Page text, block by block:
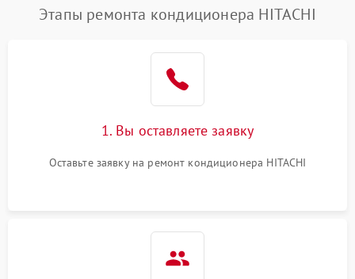
Этапы ремонта кондиционера HITACHI
1. Вы оставляете заявку
Оставьте заявку на ремонт кондиционера HITACHI